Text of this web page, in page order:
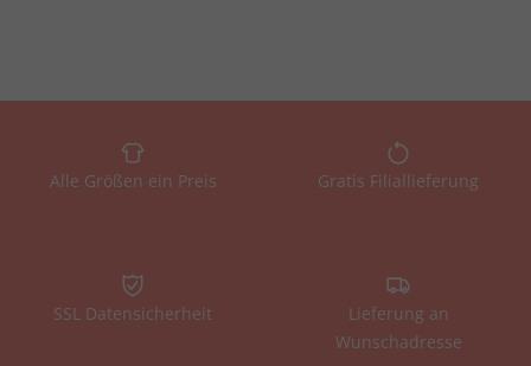
Alle Größen ein Preis Gratis Filiallieferung
SSL Datensicherheit
Lieferung an
Wunschadresse